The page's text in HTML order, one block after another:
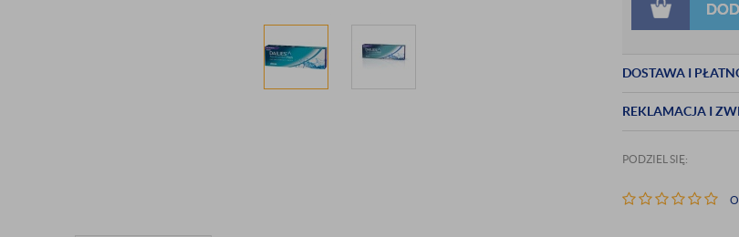
DOSTAWA I
REKLAMACJA I
PODZIEL SIĘ: